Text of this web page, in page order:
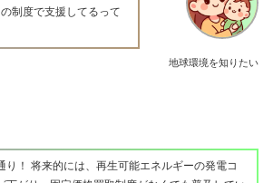
地球環境を知りたい
制度で支援してるって
り！ 将来的には、再生可能エネルギーの発電コ